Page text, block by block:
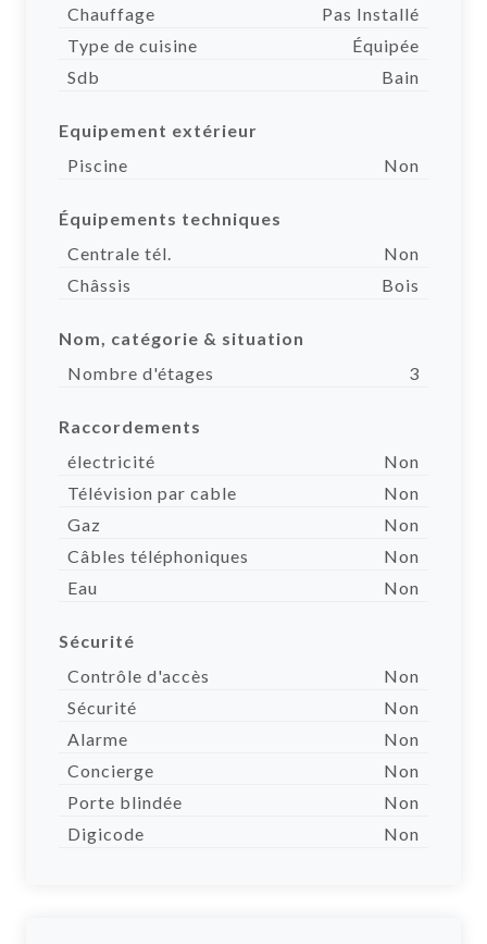
Chauffage
Pas Installé
Type de cuisine
Équipée
Sdb
Bain
Equipement extérieur
Piscine
Non
Équipements techniques
Centrale tél.
Non
Châssis
Bois
Nom, catégorie & situation
Nombre d'étages
3
Raccordements
électricité
Non
Télévision par cable
Non
Gaz
Non
Câbles téléphoniques
Non
Eau
Non
Sécurité
Contrôle d'accès
Non
Sécurité
Non
Alarme
Non
Concierge
Non
Porte blindée
Non
Digicode
Non